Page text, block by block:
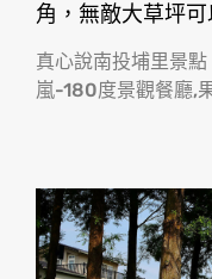
角，無敵大草坪
真心說南投埔里景
嵐-180度景觀餐廳,